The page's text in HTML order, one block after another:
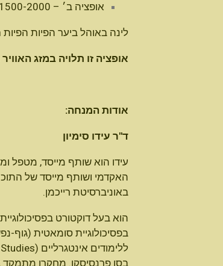
אופציה ב׳ – 1500-2000 ש״ח
לינה באוהל ביער הפיות הפיות הסמוך (5-7 דקות הליכה מהמלון)
אופציה זו תלויה במזג האוויר בזמן
אודות המנחה:
ד"ר עידו סימיון
עידו הוא שותף מייסד, מטפל
האקדמי ושותף מייסד של
באוניברסיטת רייכמן.
הוא בעל דוקטורט
בפסיכולוגיית סומאטית (גוף-
בסן פרנסיסקו. מחקרו